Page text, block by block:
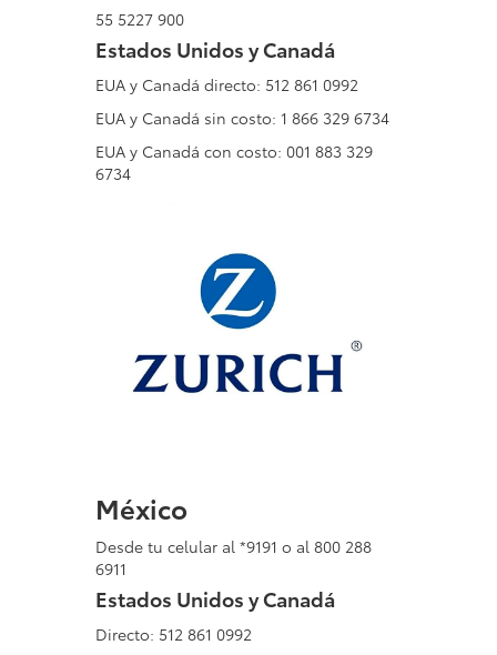
55 5227 900
Estados Unidos y Canadá
EUA y Canadá directo: 512 861 0992
EUA y Canadá sin costo: 1 866 329 6734
EUA y Canadá con costo: 001 883 329
6734
México
Desde tu celular al *9191 o al 800 288
6911
Estados Unidos y Canadá
Directo: 512 861 0992